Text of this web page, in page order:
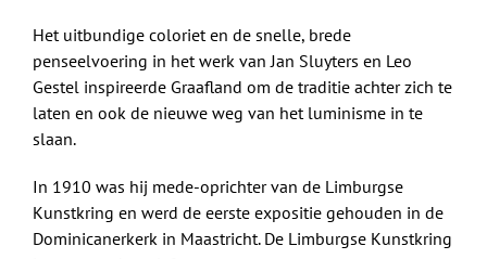
Het uitbundige coloriet en de snelle, brede
penseelvoering in het werk van Jan Sluyters en Leo
Gestel inspireerde Graafland om de traditie achter zich te
laten en ook de nieuwe weg van het luminisme in te
slaan.
In 1910 was hij mede-oprichter van de Limburgse
Kunstkring en werd de eerste expositie gehouden in de
Dominicanerkerk in Maastricht. De Limburgse Kunstkring